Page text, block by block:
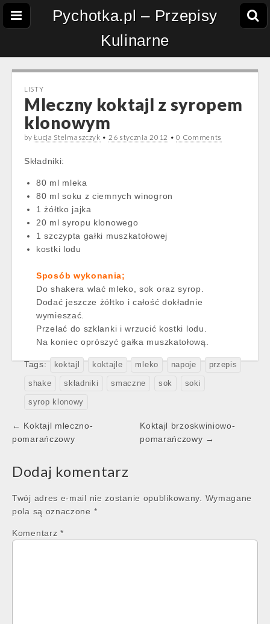
Pychotka.pl – Przepisy
Kulinarne
LISTY
Mleczny koktajl z syropem
klonowym
byŁucja Stelmaszczyk • 26 stycznia 2012 •0 Comments
Składniki:
80 ml mleka
80 ml soku z ciemnych winogron
1 żółtko jajka
20 ml syropu klonowego
1 szczypta gałki muszkatołowej
kostki lodu
Sposób wykonania;
Do shakera wlać mleko, sok oraz syrop.
Dodać jeszcze żółtko i całość dokładnie
wymieszać.
Przelać do szklanki i wrzucić kostki lodu.
Na koniec oprószyć gałka muszkatołową.
Tags: koktajl koktajle mleko napoje przepis
shake składniki smaczne sok soki
syrop klonowy
Post
navigation
← Koktajl mleczno-
pomarańczowy
Koktajl brzoskwiniowo-
pomarańczowy →
Dodaj komentarz
Twój adres e-mail nie zostanie opublikowany.
Wymagane
pola są oznaczone *
Komentarz *